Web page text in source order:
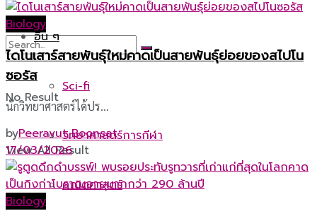
No Result
View All Result
อื่น ๆ
Sci-fi
วิทยาศาสตร์การกีฬา
คณิตศาสตร์
Biology
ไดโนเสาร์สายพันธุ์ใหม่คาดเป็นสายพันธุ์ย่อยของสไปโน
ซอรัส
นักวิทยาศาสตร์ได้ปร...
byPeeravut Boonsat
17/03/2026
Biology